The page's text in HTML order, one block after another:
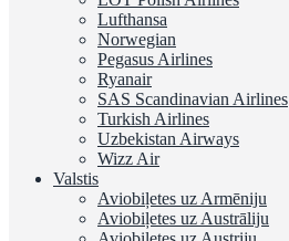
Lufthansa
Norwegian
Pegasus Airlines
Ryanair
SAS Scandinavian Airlines
Turkish Airlines
Uzbekistan Airways
Wizz Air
Valstis
Aviobiļetes uz Armēniju
Aviobiļetes uz Austrāliju